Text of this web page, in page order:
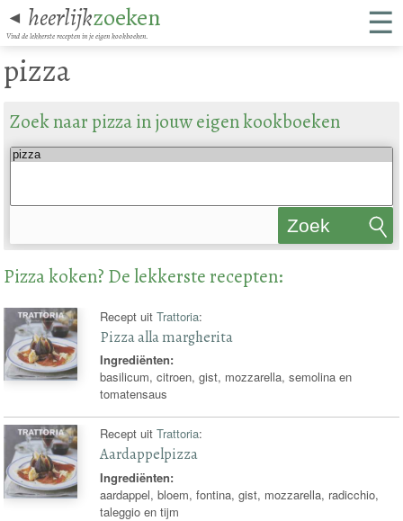
◄ heerlijkzoeken
Vind de lekkerste recepten in je eigen kookboeken. ☰
pizza
Zoek naar pizza in jouw eigen kookboeken
Zoek
Pizza koken? De lekkerste recepten:
Recept uitTrattoria:
Pizza alla margherita
Ingrediënten:
basilicum, citroen, gist, mozzarella, semolina en
tomatensaus
Recept uitTrattoria:
Aardappelpizza
Ingrediënten:
aardappel, bloem, fontina, gist, mozzarella, radicchio,
taleggio en tijm